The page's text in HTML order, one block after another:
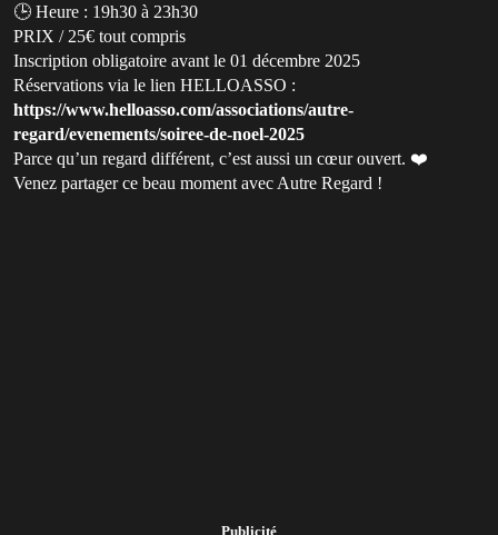
🕒 Heure : 19h30 à 23h30
PRIX / 25€ tout compris
Inscription obligatoire avant le 01 décembre 2025
Réservations via le lien HELLOASSO :
https://www.helloasso.com/associations/autre-
regard/evenements/soiree-de-noel-2025
Parce qu’un regard différent, c’est aussi un cœur ouvert. ❤️
Venez partager ce beau moment avec Autre Regard !